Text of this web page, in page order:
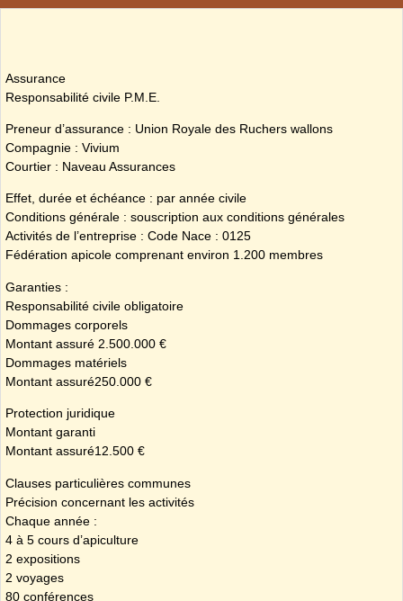
Assurance
​Responsabilité civile P.M.E.
Preneur d’assurance : Union Royale des Ruchers wallons
Compagnie : Vivium
Courtier : Naveau Assurances
Effet, durée et échéance : par année civile
Conditions générale : souscription aux conditions générales
Activités de l’entreprise : Code Nace : 0125
​Fédération apicole comprenant environ 1.200 membres
Garanties :
​Responsabilité civile obligatoire
​Dommages corporels
​Montant assuré ​2.500.000 €
​Dommages matériels
​Montant assuré​250.000 €
​Protection juridique
​Montant garanti
​Montant assuré​12.500 €
Clauses particulières communes
​Précision concernant les activités
​Chaque année :
​4 à 5 cours d’apiculture
​2 expositions
​2 voyages
​80 conférences